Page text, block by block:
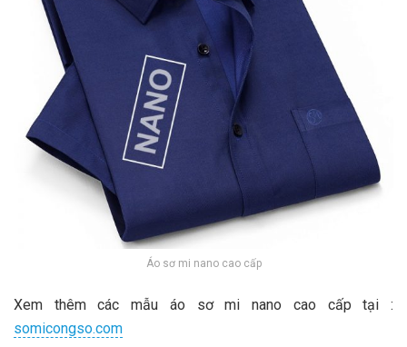
Áo sơ mi nano cao cấp
Xem thêm các mẫu áo sơ mi nano cao cấp tại :
somicongso.com